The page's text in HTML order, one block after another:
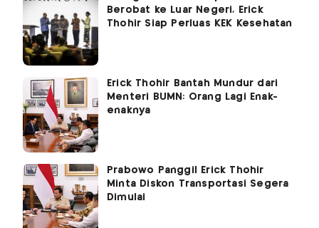
Berobat ke Luar Negeri, Erick
Thohir Siap Perluas KEK Kesehatan
Erick Thohir Bantah Mundur dari
Menteri BUMN: Orang Lagi Enak-
enaknya
Prabowo Panggil Erick Thohir
Minta Diskon Transportasi Segera
Dimulai